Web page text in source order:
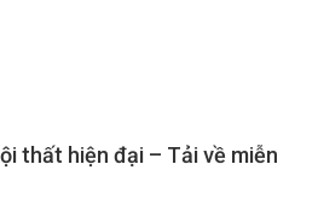
thất hiện đại – Tải về miễn